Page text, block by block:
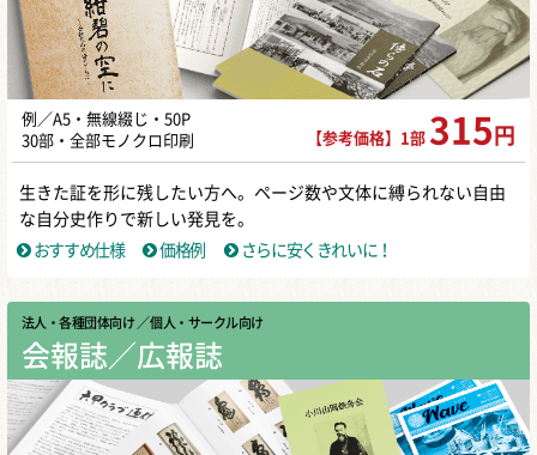
例／A5・無線綴じ・50P
30部・全部モノクロ印刷
【参考価格】1部 315 円
生きた証を形に残したい方へ。ページ数や文体に縛られない自由
な自分史作りで新しい発見を。
おすすめ仕様
価格例 さらに安くきれいに！
法人・各種団体向け ／ 個人・サークル向け
会報誌／広報誌